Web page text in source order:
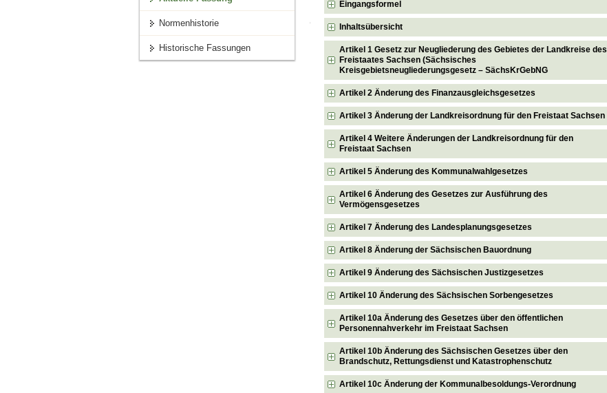
Normenhistorie
Historische Fassungen
Eingangsformel
Inhaltsübersicht
Artikel 1 Gesetz zur Neugliederung des Gebietes der Landkreise des
Freistaates Sachsen (Sächsisches
Kreisgebietsneugliederungsgesetz – SächsKrGebNG
Artikel 2 Änderung des Finanzausgleichsgesetzes
Artikel 3 Änderung der Landkreisordnung für den Freistaat Sachsen
Artikel 4 Weitere Änderungen der Landkreisordnung für den
Freistaat Sachsen
Artikel 5 Änderung des Kommunalwahlgesetzes
Artikel 6 Änderung des Gesetzes zur Ausführung des
Vermögensgesetzes
Artikel 7 Änderung des Landesplanungsgesetzes
Artikel 8 Änderung der Sächsischen Bauordnung
Artikel 9 Änderung des Sächsischen Justizgesetzes
Artikel 10 Änderung des Sächsischen Sorbengesetzes
Artikel 10a Änderung des Gesetzes über den öffentlichen
Personennahverkehr im Freistaat Sachsen
Artikel 10b Änderung des Sächsischen Gesetzes über den
Brandschutz, Rettungsdienst und Katastrophenschutz
Artikel 10c Änderung der Kommunalbesoldungs-Verordnung